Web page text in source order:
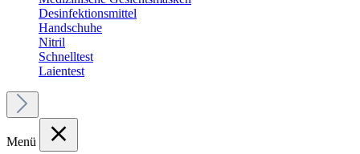
Desinfektionsmittel
Handschuhe
Nitril
Schnelltest
Laientest
Menü